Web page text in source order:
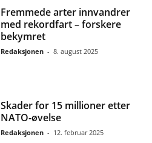
Fremmede arter innvandrer
med rekordfart – forskere
bekymret
Redaksjonen - 8. august 2025
Skader for 15 millioner etter
NATO-øvelse
Redaksjonen - 12. februar 2025